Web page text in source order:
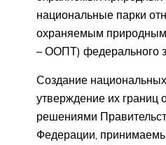
национальные парки
охраняемым
– ООПТ) федерального
Создание
утверждение их границ
решениями
Федерации,